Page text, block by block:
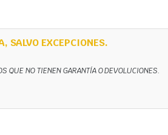
SALVO EXCEPCIONES.
QUE NO TIENEN GARANTÍA O DEVOLUCIONES.